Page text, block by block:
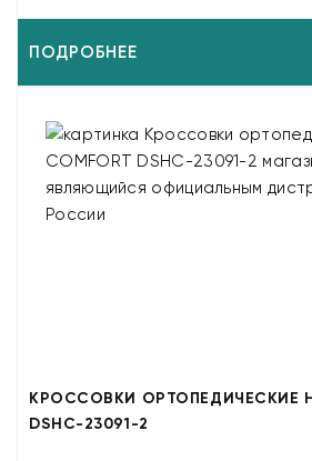
ПОДРОБНЕЕ
КРОССОВКИ ОРТОПЕДИЧЕСКИЕ
DSHC-23091-2